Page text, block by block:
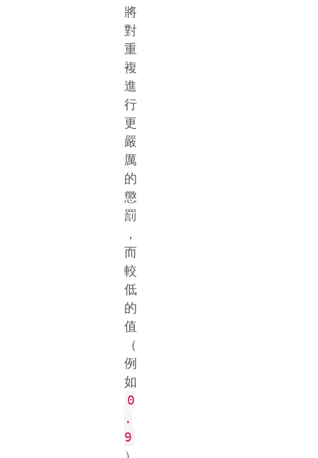
將
對
重
複
進
行
更
嚴
厲
的
懲
罰
，
而
較
低
的
值
（
例
如
0
.
9